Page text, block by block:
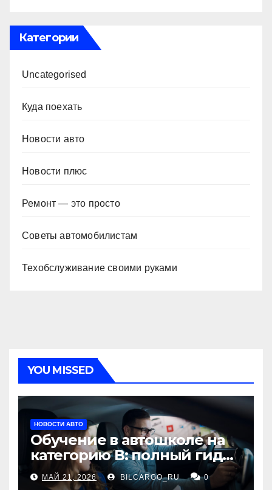
Категории
Uncategorised
Куда поехать
Новости авто
Новости плюс
Ремонт — это просто
Советы автомобилистам
Техобслуживание своими руками
YOU MISSED
НОВОСТИ АВТО
Обучение в автошколе на
категорию В: полный гид
для будущих водителей
МАЙ 21, 2026 BILCARGO_RU 0